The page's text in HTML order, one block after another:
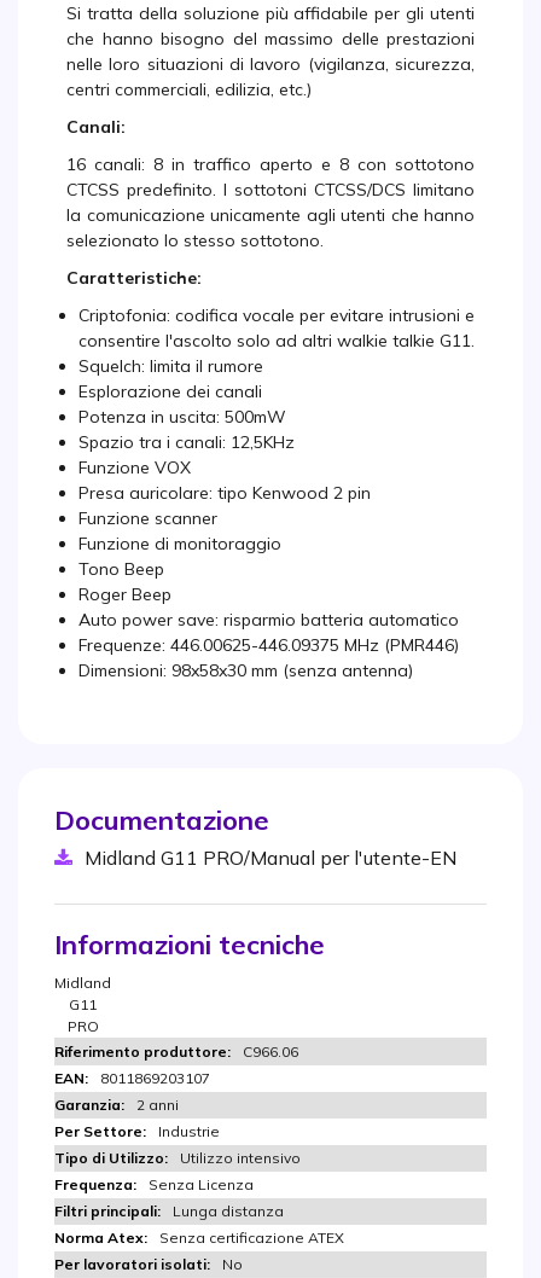
Si tratta della soluzione più affidabile per gli utenti
che hanno bisogno del massimo delle prestazioni
nelle loro situazioni di lavoro (vigilanza, sicurezza,
centri commerciali, edilizia, etc.)
Canali:
16 canali: 8 in traffico aperto e 8 con sottotono
CTCSS predefinito. I sottotoni CTCSS/DCS limitano
la comunicazione unicamente agli utenti che hanno
selezionato lo stesso sottotono.
Caratteristiche:
Criptofonia: codifica vocale per evitare intrusioni e
consentire l'ascolto solo ad altri walkie talkie G11.
Squelch: limita il rumore
Esplorazione dei canali
Potenza in uscita: 500mW
Spazio tra i canali: 12,5KHz
Funzione VOX
Presa auricolare: tipo Kenwood 2 pin
Funzione scanner
Funzione di monitoraggio
Tono Beep
Roger Beep
Auto power save: risparmio batteria automatico
Frequenze: 446.00625-446.09375 MHz (PMR446)
Dimensioni: 98x58x30 mm (senza antenna)
Documentazione
Midland G11 PRO/Manual per l'utente-EN
Informazioni tecniche
Midland
G11
PRO
C966.06
8011869203107
2 anni
Industrie
Utilizzo intensivo
Senza Licenza
Lunga distanza
Senza certificazione ATEX
No